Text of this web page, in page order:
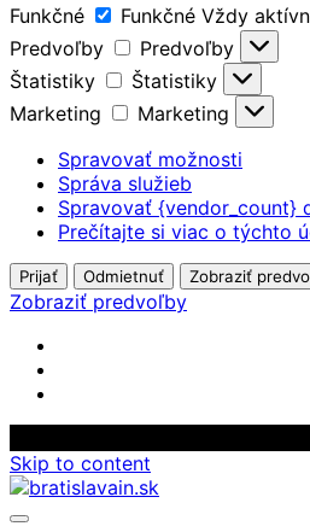
Funkčné
Funkčné Vždy
Predvoľby
Predvoľby
Štatistiky
Štatistiky
Marketing
Marketing
Spravovať možnosti
Správa služieb
Spravovať {vendor_count}
Prečítajte si viac o týchto
Prijať Odmietnuť Zobraziť
Zobraziť predvoľby
Skip to content